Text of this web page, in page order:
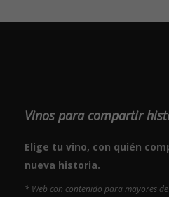
Vinos para compartir
Elige tu vino, con quién
nueva historia.
* Web con contenido para mayores